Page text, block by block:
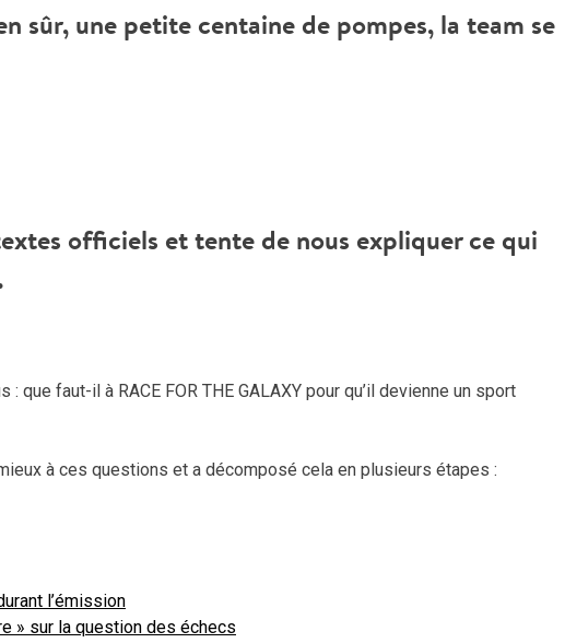
sûr, une petite centaine de pompes, la team se
officiels et tente de nous expliquer ce qui
que faut-il à RACE FOR THE GALAXY pour qu’il devienne un sport
à ces questions et a décomposé cela en plusieurs étapes :
l’émission
» sur la question des échecs